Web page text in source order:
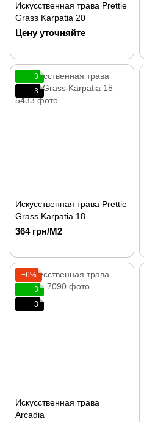
Искусственная трава Prettie
Grass Karpatia 20
Цену уточняйте
3
3
Искусственная трава Prettie
Grass Karpatia 18
364 грн/М2
−6%
3
3
Искусственная трава
Arcadia